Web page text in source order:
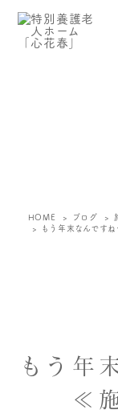
HOME ブログ
もう年末なんで
もう
≪